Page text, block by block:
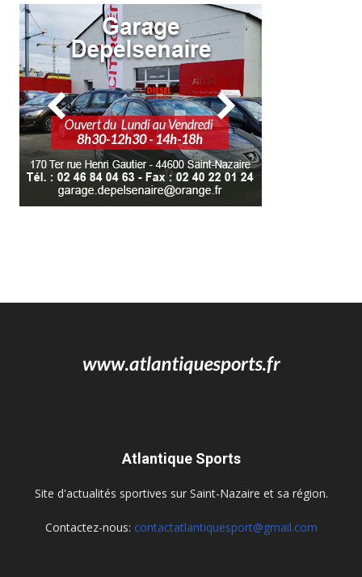
Atlantique Sports
Site d'actualités sportives sur Saint-Nazaire et sa région.
Contactez-nous: contactatlantiquesport@gmail.com